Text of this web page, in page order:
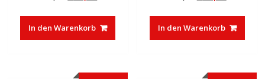
von 5
war:
€37,85
ist:
€23,27.
In den Warenkorb
von 5
war:
€30,00
ist:
€16,33.
In den Warenkorb